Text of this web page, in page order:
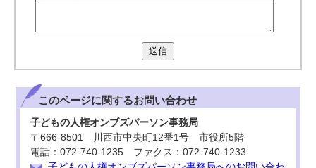
送信
このページに関するお問い合わせ
子どもの人権オンブズパーソン事務局
〒666-8501 川西市中央町12番1号 市役所5階
電話：072-740-1235 ファクス：072-740-1233